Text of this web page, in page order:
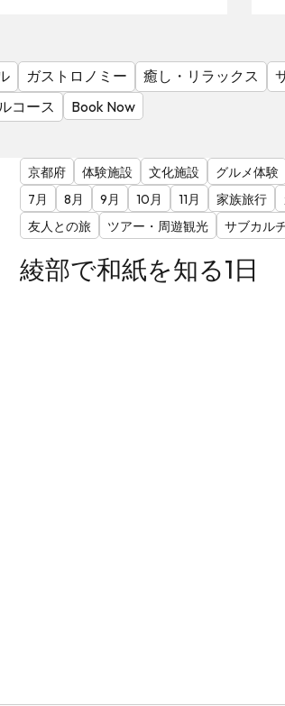
ガストロノミー 癒し・リラックス
コース Book Now
京都府 体験施設 文化施設 グルメ体験
7月
8月 9月 10月 11月 家族旅行
友人との旅
ツアー・周遊観光 サブカル
綾部で和紙を知る1日